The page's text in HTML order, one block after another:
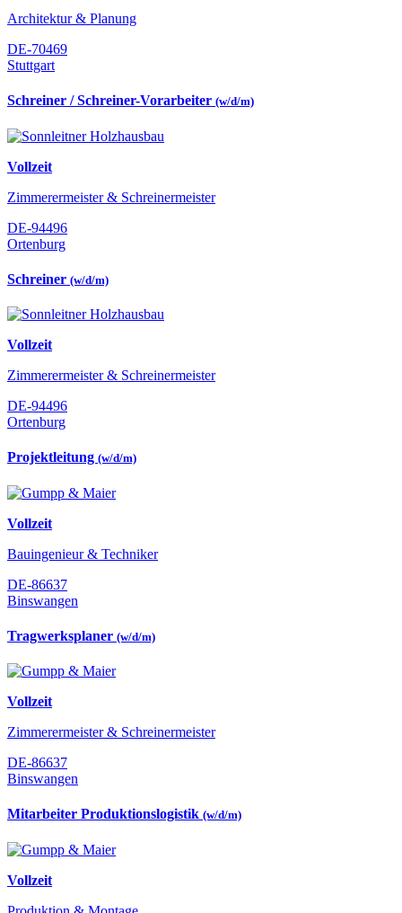
Architektur & Planung
DE-70469
Stuttgart
Schreiner / Schreiner-Vorarbeiter (w/d/m)
Vollzeit
Zimmerermeister & Schreinermeister
DE-94496
Ortenburg
Schreiner (w/d/m)
Vollzeit
Zimmerermeister & Schreinermeister
DE-94496
Ortenburg
Projektleitung (w/d/m)
Vollzeit
Bauingenieur & Techniker
DE-86637
Binswangen
Tragwerksplaner (w/d/m)
Vollzeit
Zimmerermeister & Schreinermeister
DE-86637
Binswangen
Mitarbeiter Produktionslogistik (w/d/m)
Vollzeit